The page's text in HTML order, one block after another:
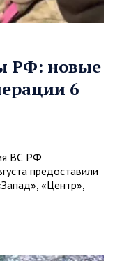
РФ: новые
6
ВС РФ
предоставили
«Центр»,